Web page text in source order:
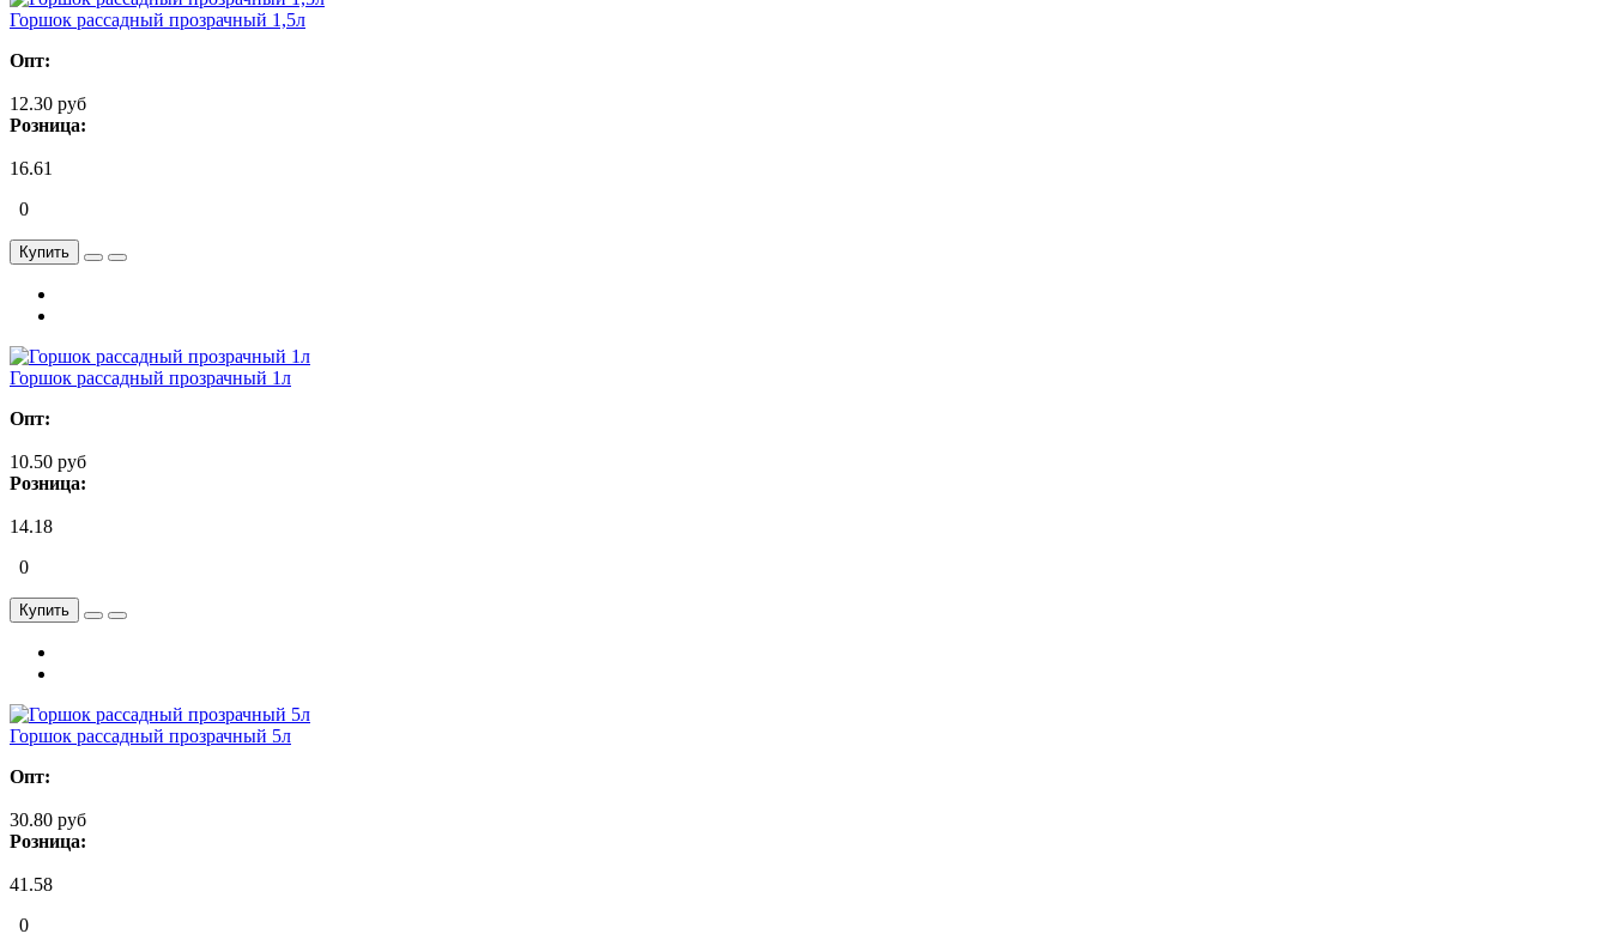
Горшок рассадный прозрачный 1,5л
Опт:
12.30 руб
Розница:
16.61
0
Купить
Горшок рассадный прозрачный 1л
Опт:
10.50 руб
Розница:
14.18
0
Купить
Горшок рассадный прозрачный 5л
Опт:
30.80 руб
Розница:
41.58
0